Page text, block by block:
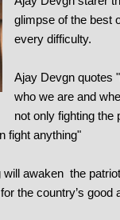
glimpse of the best
every difficulty.
Ajay Devgn quotes
who we are and
not only fighting the
fight anything"
will awaken the
the country’s good